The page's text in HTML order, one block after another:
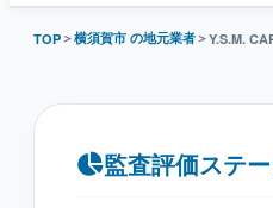
TOP＞横須賀市 の地元業者＞Y.S.M.
監査評価ステ